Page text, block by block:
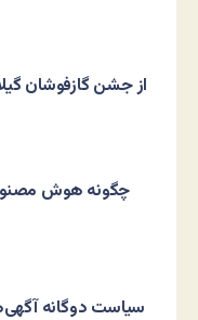
از جشن گازفوشان
چگونه هوش
سیاست دوگانه